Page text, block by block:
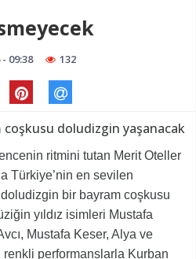
- 09:38 132
doludizgin yaşanacak
ritmini tutan Merit Oteller
Türkiye’nin en sevilen
bir bayram coşkusu
yıldız isimleri Mustafa
Mustafa Keser, Alya ve
performanslarla Kurban